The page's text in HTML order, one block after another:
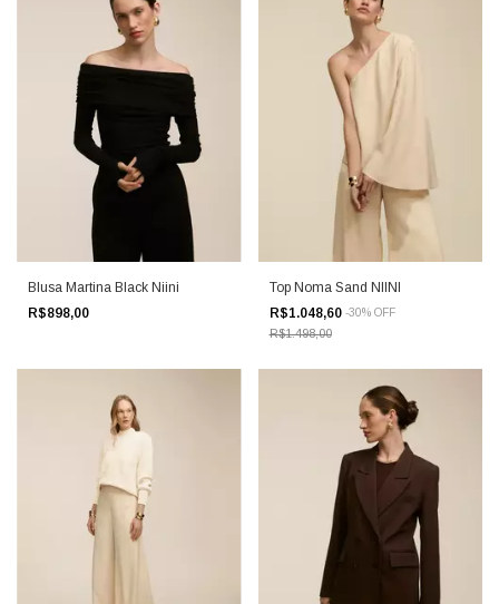
Blusa Martina Black Niini
R$898,00
Top Noma Sand NIINI
R$1.048,60 -30% OFF
R$1.498,00